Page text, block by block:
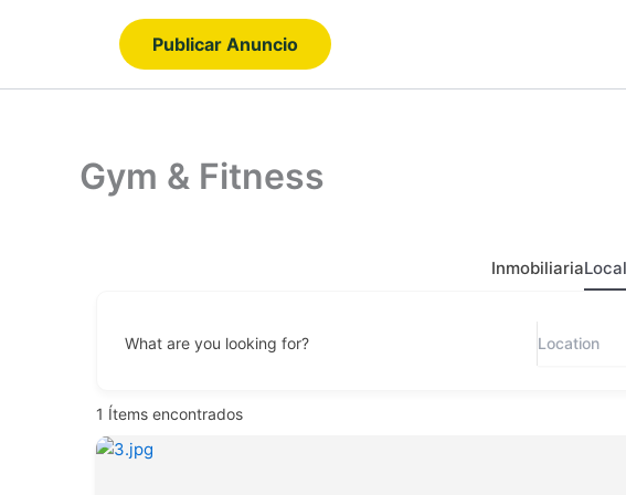
Publicar Anuncio
Gym & Fitness
Inmobiliaria
What are you looking for?
1 Ítems encontrados